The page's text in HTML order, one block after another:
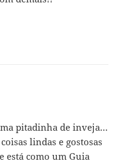
pitadinha de inveja…
lindas e gostosas
está como um Guia